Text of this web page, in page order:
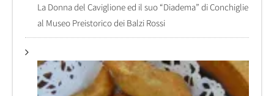
La Donna del Caviglione ed il suo “Diadema” di Conchiglie
al Museo Preistorico dei Balzi Rossi